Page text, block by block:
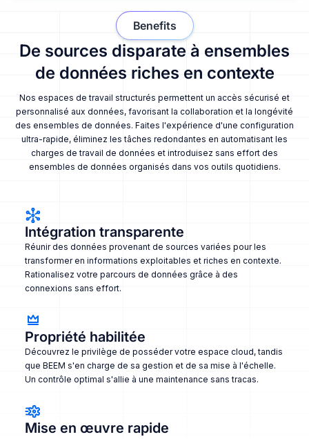
De sources disparate à ensembles
de données riches en contexte
Nos espaces de travail structurés permettent un accès sécurisé et
personnalisé aux données, favorisant la collaboration et la longévité
des ensembles de données. Faites l'expérience d'une configuration
ultra-rapide, éliminez les tâches redondantes en automatisant les
charges de travail de données et introduisez sans effort des
ensembles de données organisés dans vos outils quotidiens.
Benefits
Intégration transparente
Réunir des données provenant de sources variées pour les
transformer en informations exploitables et riches en contexte.
Rationalisez votre parcours de données grâce à des
connexions sans effort.
Propriété habilitée
Découvrez le privilège de posséder votre espace cloud, tandis
que BEEM s'en charge de sa gestion et de sa mise à l'échelle.
Un contrôle optimal s'allie à une maintenance sans tracas.
Mise en œuvre rapide